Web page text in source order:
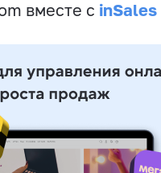
вместе с inSales